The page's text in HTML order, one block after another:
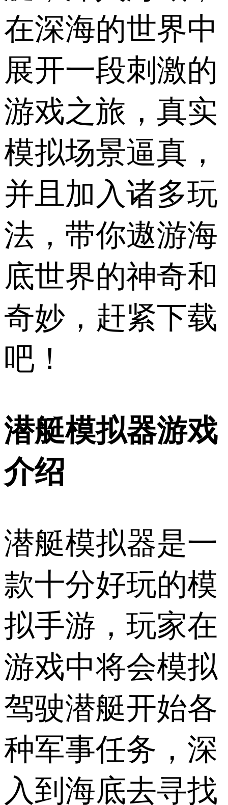
在深海的世界中
展开一段刺激的
游戏之旅，真实
模拟场景逼真，
并且加入诸多玩
法，带你遨游海
底世界的神奇和
奇妙，赶紧下载
吧！
潜艇模拟器游戏
介绍
潜艇模拟器是一
款十分好玩的模
拟手游，玩家在
游戏中将会模拟
驾驶潜艇开始各
种军事任务，深
入到海底去寻找